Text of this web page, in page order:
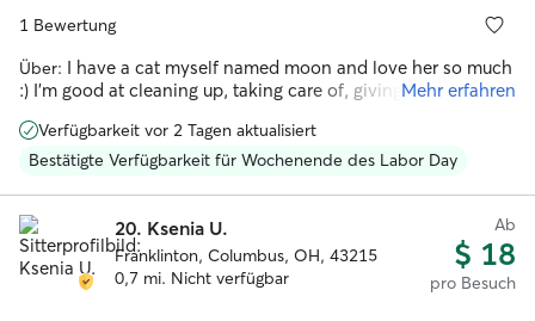
cat is social and playful, shy and cautious, or somewhere in
between, I take my time to make them feel safe. I can handle
the essentials — feeding, fresh water, litter cleaning,
medication if needed, and playtime — along with the little
things that keep a cat happy, like quiet companionship,
brushing, or just sitting nearby so they don’t feel alone. You
can count on clear communication, reliability, and lots of
love for your feline family member. Your cat’s comfort and
safety will always come first. 🐾💛
1 Bewertung
Über: I have a cat myself named moon and love her so much
:) I’m good at cleaning up, taking care of, giving medication,
Mehr erfahren
Verfügbarkeit vor 2 Tagen aktualisiert
Bestätigte Verfügbarkeit für Wochenende des Labor Day
20. Ksenia U.
Franklinton, Columbus, OH, 43215
0,7 mi. Nicht verfügbar
Ab
$ 18
pro Besuch